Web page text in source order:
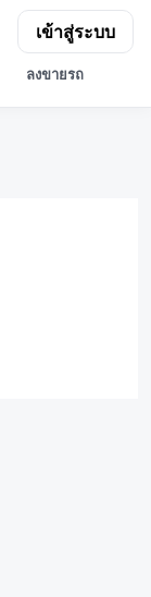
ลงขายรถ
เข้าสู่ระบบ